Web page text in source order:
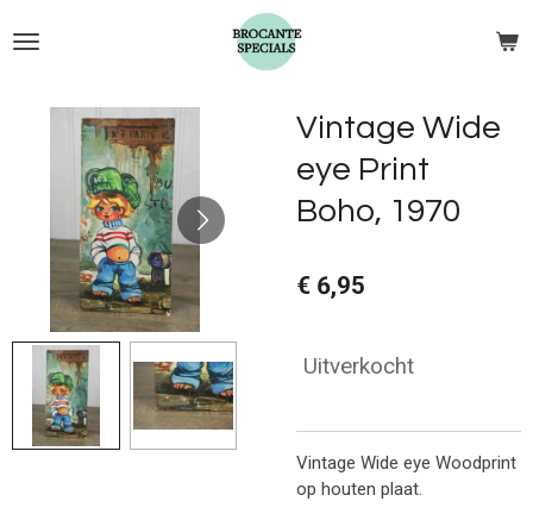
direct
hoofdinhoud
Vintage Wide
eye Print
Boho, 1970
€ 6,95
Uitverkocht
Vintage Wide eye Woodprint
op houten plaat.